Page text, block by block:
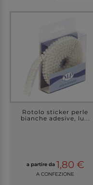
Rotolo sticker perle
bianche adesive, lu...
a partire da 1,80 €
A CONFEZIONE